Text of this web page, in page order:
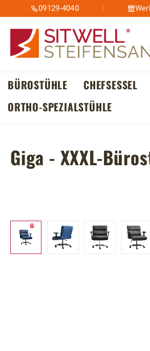
Hauptinhalt springen
Zur Suche springen
Zur Hauptnavigation springen
09129-4040
BÜROSTÜHLE CHEFSESSEL
ORTHO-SPEZIALSTÜHLE
Giga - XXXL-
Bildergalerie überspringen